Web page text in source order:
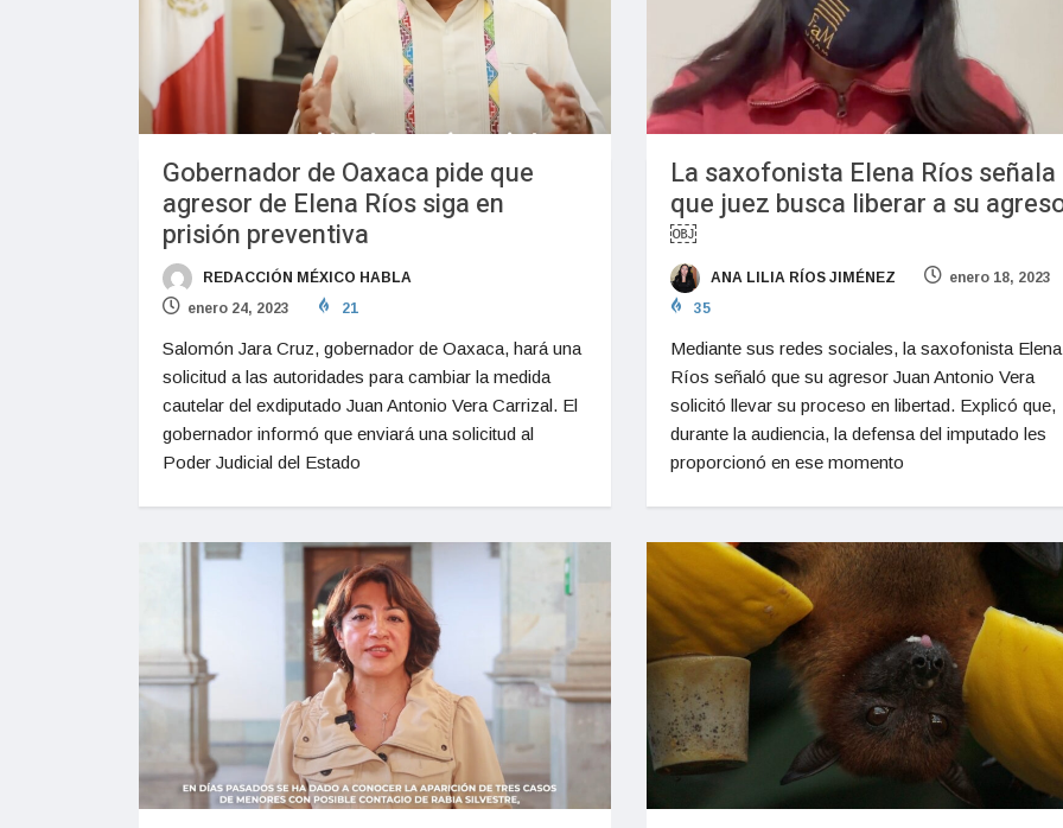
Gobernador de Oaxaca pide que
agresor de Elena Ríos siga en
prisión preventiva
REDACCIÓN MÉXICO HABLA
enero 24, 2023
21
Salomón Jara Cruz, gobernador de Oaxaca, hará una
solicitud a las autoridades para cambiar la medida
cautelar del exdiputado Juan Antonio Vera Carrizal. El
gobernador informó que enviará una solicitud al
Poder Judicial del Estado
La saxofonista Elena Ríos señala
que juez busca liberar a su
￼
ANA LILIA RÍOS JIMÉNEZ
enero 18, 2023
35
Mediante sus redes sociales, la saxofonista Elena
Ríos señaló que su agresor Juan Antonio Vera
solicitó llevar su proceso en libertad. Explicó que,
durante la audiencia, la defensa del imputado les
proporcionó en ese momento